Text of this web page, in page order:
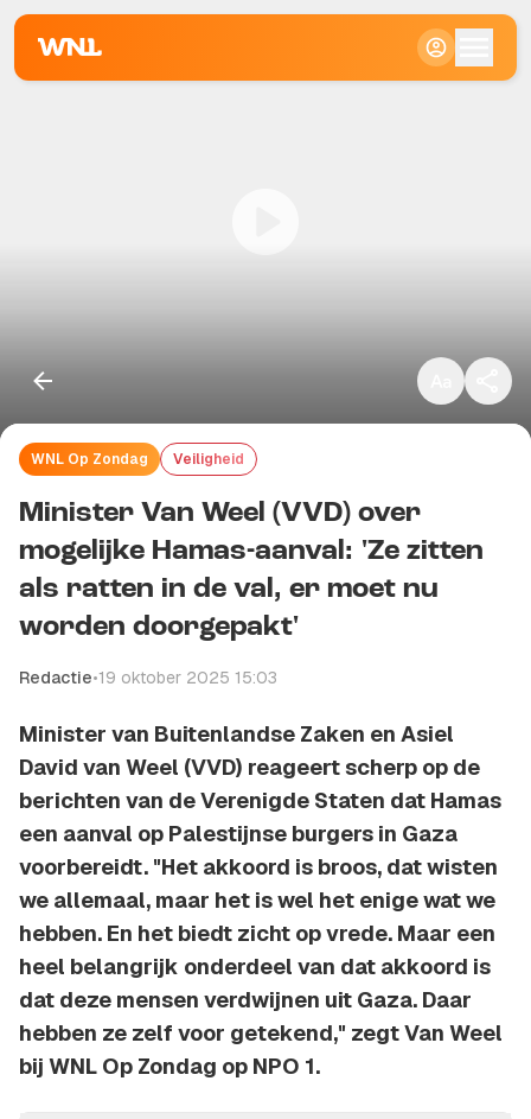
WNL Op Zondag Veiligheid
Minister Van Weel (VVD) over
mogelijke Hamas-aanval: 'Ze zitten
als ratten in de val, er moet nu
worden doorgepakt'
Redactie•19 oktober 2025 15:03
Minister van Buitenlandse Zaken en Asiel
David van Weel (VVD) reageert scherp op de
berichten van de Verenigde Staten dat Hamas
een aanval op Palestijnse burgers in Gaza
voorbereidt. "Het akkoord is broos, dat wisten
we allemaal, maar het is wel het enige wat we
hebben. En het biedt zicht op vrede. Maar een
heel belangrijk onderdeel van dat akkoord is
dat deze mensen verdwijnen uit Gaza. Daar
hebben ze zelf voor getekend," zegt Van Weel
bij WNL Op Zondag op NPO 1.